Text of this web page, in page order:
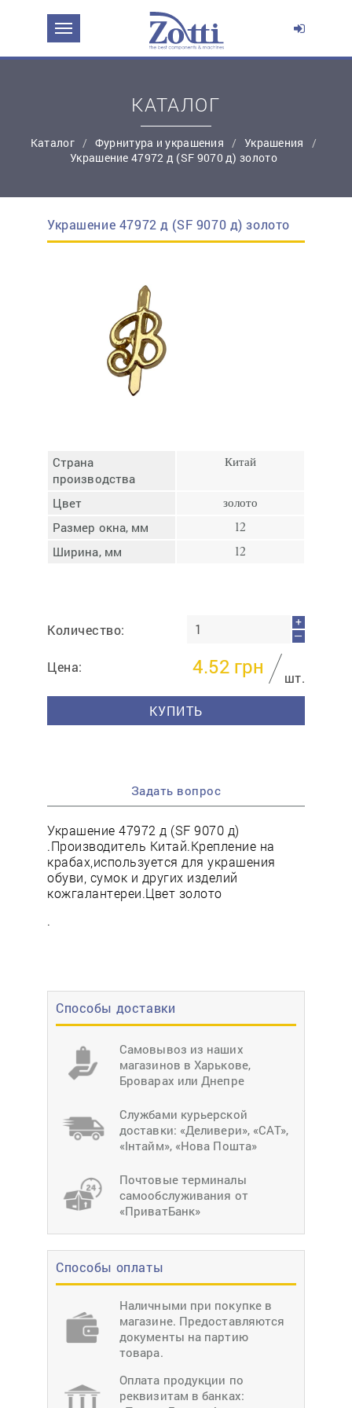
простую регистрацию
КАТАЛОГ
Каталог Фурнитура и украшения
Украшения
Украшение 47972 д (SF 9070 д) золото
Способы доставки
Самовывоз из наших
магазинов в Харькове,
Броварах или Днепре
Службами курьерской
доставки: «Деливери», «САТ»,
«Інтайм», «Нова Пошта»
Почтовые терминалы
самообслуживания от
«ПриватБанк»
Способы оплаты
Наличными при покупке в
магазине. Предоставляются
документы на партию
товара.
Оплата продукции по
реквизитам в банках:
Украшение 47972 д (SF 9070 д) золото
Страна
производства
Китай
Цвет золото
Размер окна, мм 12
Ширина, мм 12
Количество:
+
—
Цена: 4.52 грн
шт.
КУПИТЬ
Задать вопрос
Украшение 47972 д (SF 9070 д)
.Производитель Китай.Крепление на
крабах,используется для украшения
обуви, сумок и других изделий
кожгалантереи.Цвет золото
.
ЗАДАТЬ ВОПРОС О ПРОДУКТЕ
Эл. почта:
Контактный телефон:*